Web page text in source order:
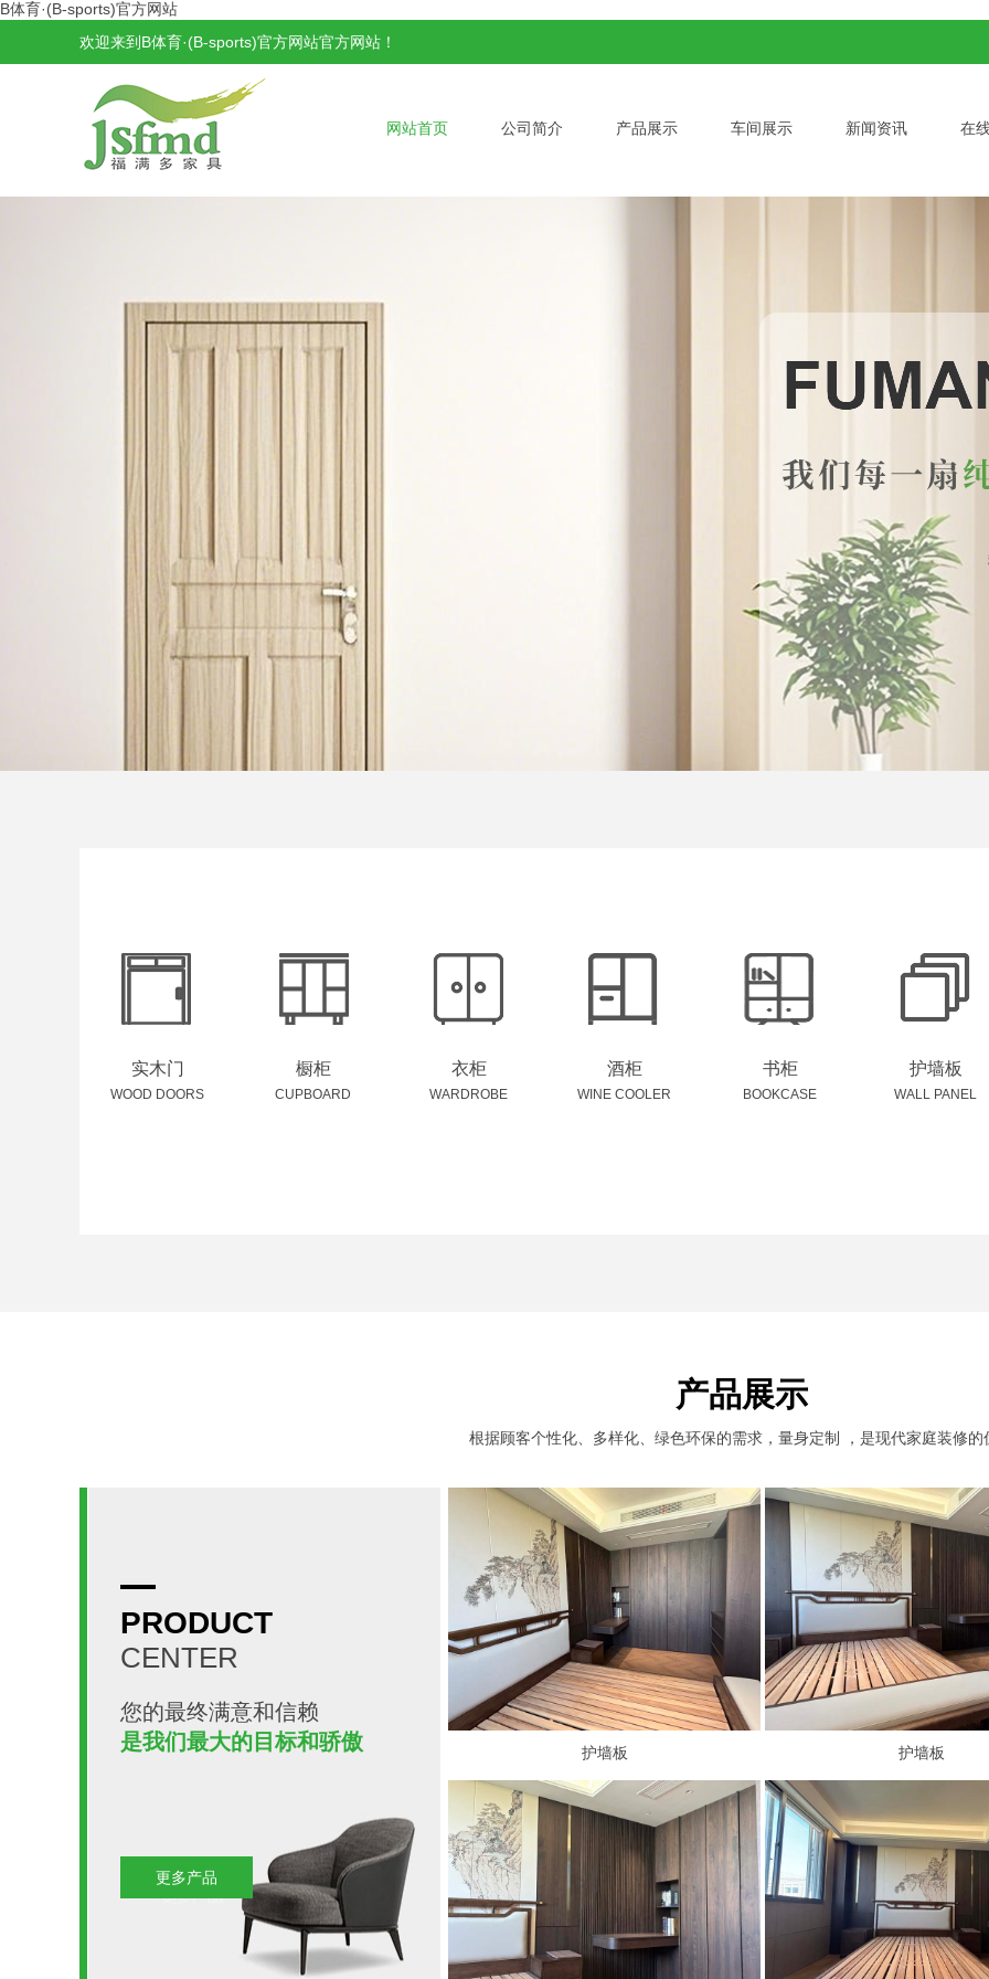
B体育·(B-sports)官方网站
欢迎来到B体育·(B-sports)官方网站官方网站！
网站首页 公司简介 产品展示 车间展示 新闻资讯 在
实木门
WOOD DOORS
橱柜
CUPBOARD
衣柜
WARDROBE
酒柜
WINE COOLER
书柜
BOOKCASE
护墙板
WALL PANEL
产品展示
根据顾客个性化、多样化、绿色环保的需求，量身定制 ，是现代家庭装修的
PRODUCT
CENTER
您的最终满意和信赖
是我们最大的目标和骄傲
更多产品
护墙板
护墙板
护墙板